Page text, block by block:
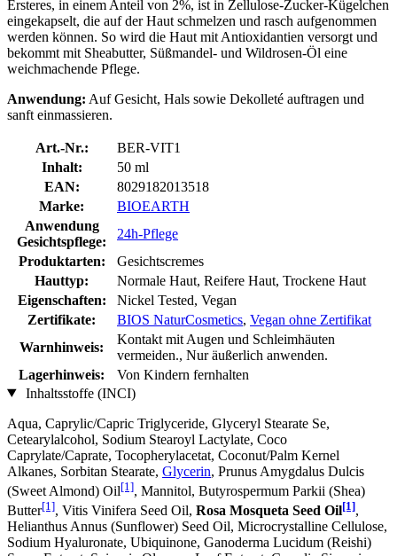
Ersteres, in einem Anteil von 2%, ist in Zellulose-Zucker-Kügelchen
eingekapselt, die auf der Haut schmelzen und rasch aufgenommen
werden können. So wird die Haut mit Antioxidantien versorgt und
bekommt mit Sheabutter, Süßmandel- und Wildrosen-Öl eine
weichmachende Pflege.
Anwendung: Auf Gesicht, Hals sowie Dekolleté auftragen und
sanft einmassieren.
Art.-Nr.:
BER-VIT1
Inhalt:
50 ml
EAN:
8029182013518
Marke:
BIOEARTH
Anwendung
Gesichtspflege:
24h-Pflege
Produktarten:
Gesichtscremes
Hauttyp:
Normale Haut, Reifere Haut, Trockene Haut
Eigenschaften:
Nickel Tested, Vegan
Zertifikate:
BIOS NaturCosmetics, Vegan ohne Zertifikat
Warnhinweis:
Kontakt mit Augen und Schleimhäuten
vermeiden., Nur äußerlich anwenden.
Lagerhinweis:
Von Kindern fernhalten
Inhaltsstoffe (INCI)
Aqua, Caprylic/Capric Triglyceride, Glyceryl Stearate Se,
Cetearylalcohol, Sodium Stearoyl Lactylate, Coco
Caprylate/Caprate, Tocopherylacetat, Coconut/Palm Kernel
Alkanes, Sorbitan Stearate, Glycerin, Prunus Amygdalus Dulcis
(Sweet Almond) Oil[1], Mannitol, Butyrospermum Parkii (Shea)
Butter[1], Vitis Vinifera Seed Oil, Rosa Mosqueta Seed Oil[1],
Helianthus Annus (Sunflower) Seed Oil, Microcrystalline Cellulose,
Sodium Hyaluronate, Ubiquinone, Ganoderma Lucidum (Reishi)